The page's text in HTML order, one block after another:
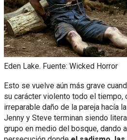
Eden Lake. Fuente: Wicked Horror
Esto se vuelve aún más grave
su carácter violento todo el tiempo,
irreparable daño de la pareja hacía
Jenny y Steve terminan siendo
grupo en medio del bosque, dando